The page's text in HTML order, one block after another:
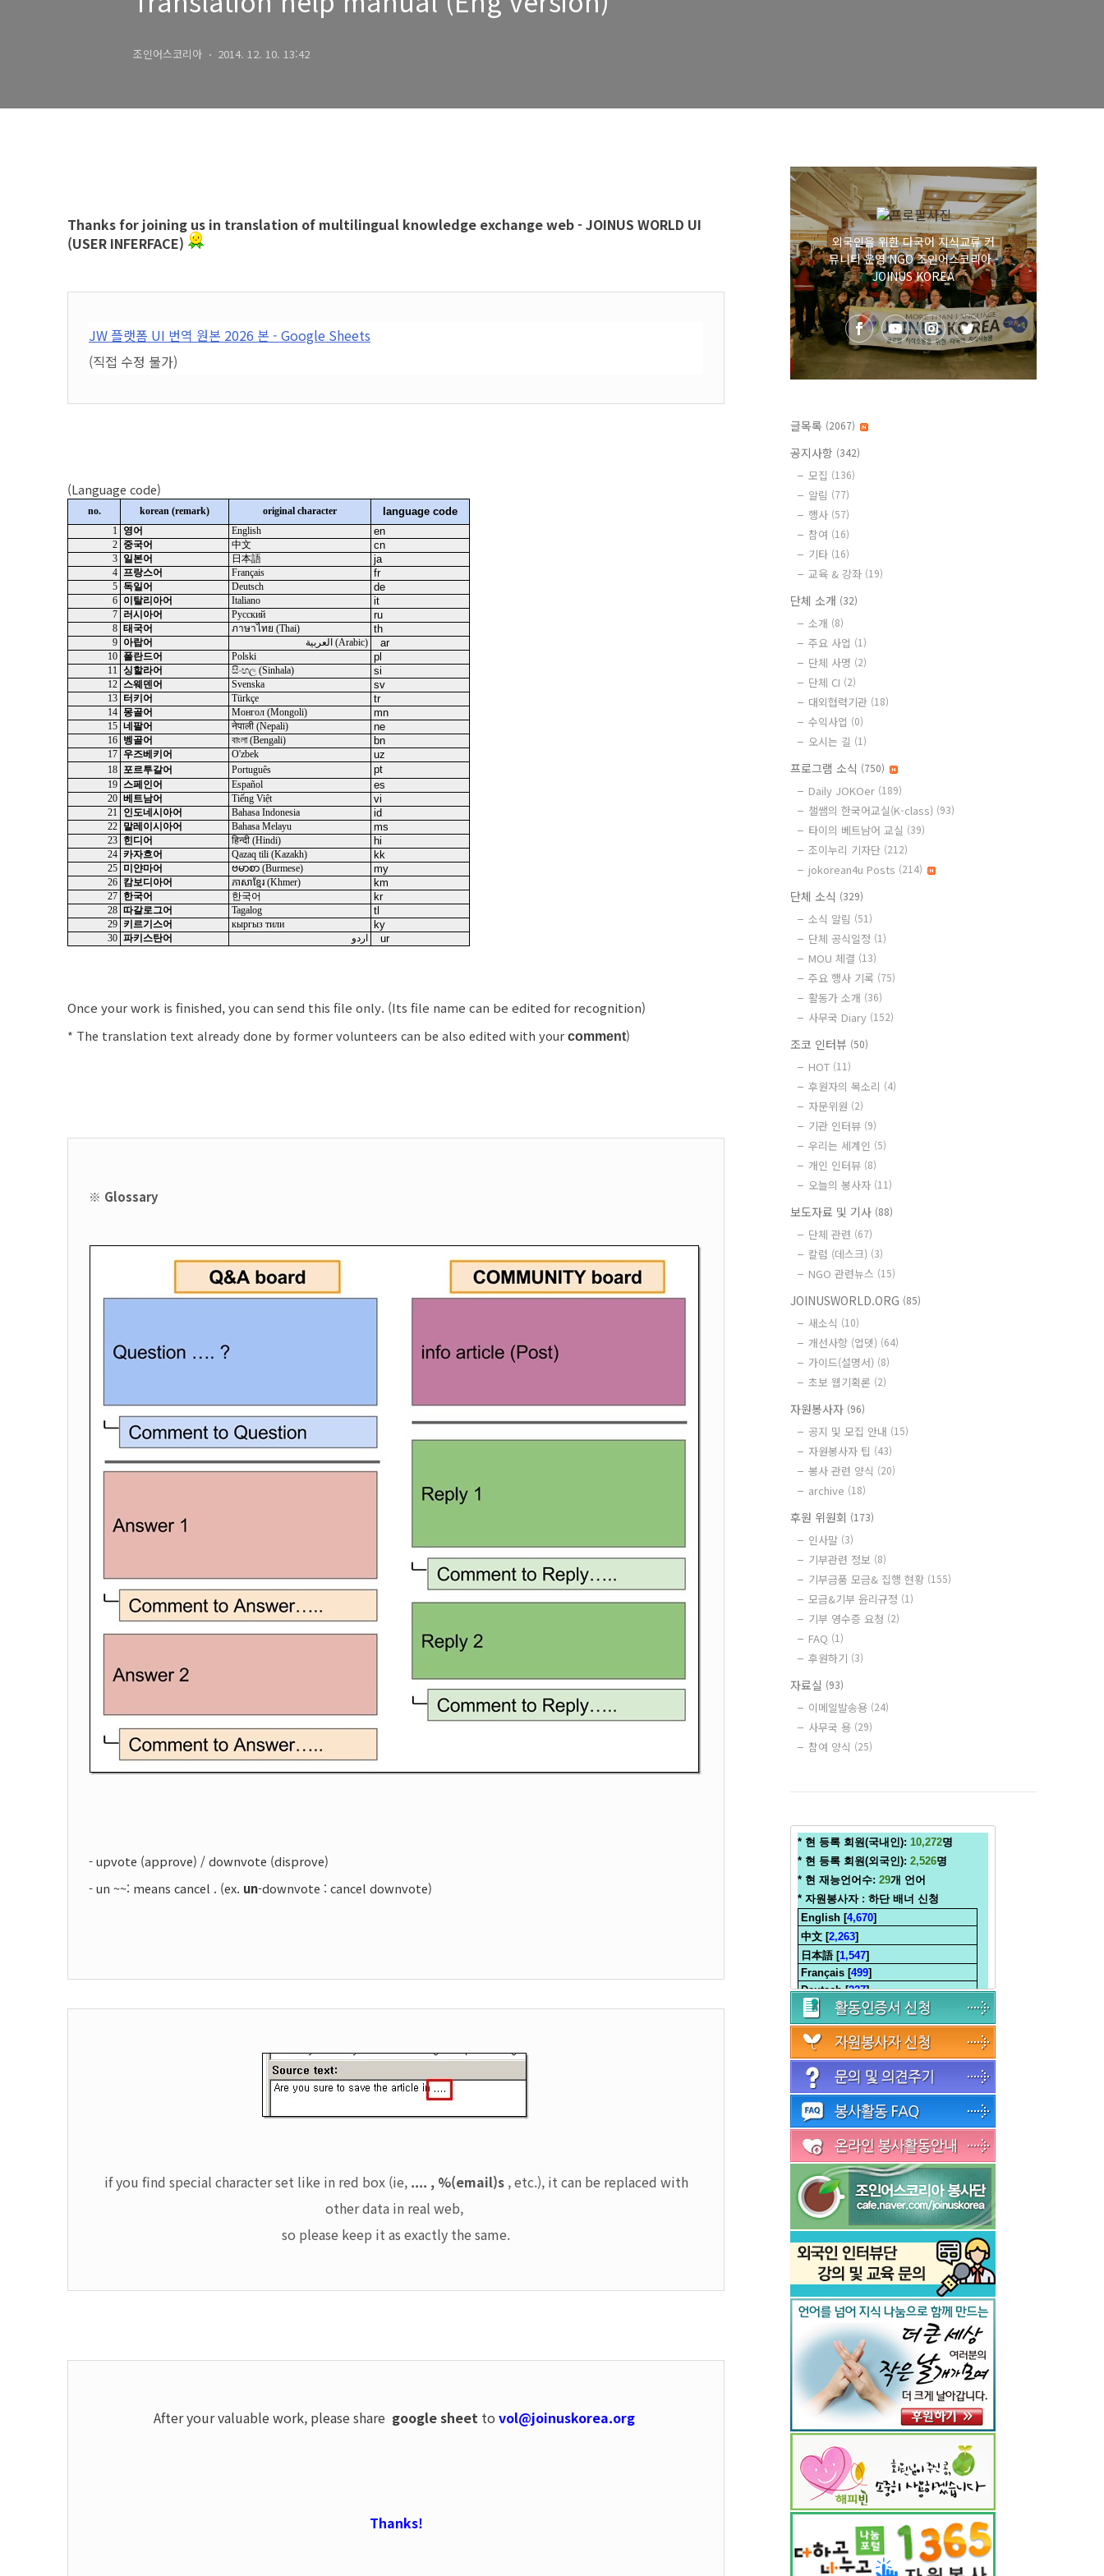
조인어스코리아 2014. 12. 10. 13:42
Thanks for joining us in translation of multilingual knowledge exchange web - JOINUS WORLD UI
(USER INFERFACE)
JW 플랫폼 UI 번역 원본 2026 본 - Google Sheets
(직접 수정 불가)
(Language code)
no. korean (remark) original character language code
1 영어 English en
2 중국어 中文 cn
3 일본어 日本語 ja
4 프랑스어 Français fr
5 독일어 Deutsch de
6 이탈리아어 Italiano it
7 러시아어 Русский ru
8 태국어 ภาษาไทย (Thai) th
9 아랍어 (Arabic)‏ العربية‏ ar
10 폴란드어 Polski pl
11 싱할라어 සිංහල (Sinhala) si
12 스웨덴어 Svenska sv
13 터키어 Türkçe tr
14 몽골어 Монгол (Mongoli) mn
15 네팔어 नेपाली (Nepali) ne
16 벵골어 বাংলা (Bengali) bn
17 우즈베키어 O'zbek uz
18 포르투갈어 Português pt
19 스페인어 Español es
20 베트남어 Tiếng Việt vi
21 인도네시아어 Bahasa Indonesia id
22 말레이시아어 Bahasa Melayu ms
23 힌디어 हिन्दी (Hindi) hi
24 카자흐어 Qazaq tili (Kazakh) kk
25 미얀마어 ဗမာစာ (Burmese) my
26 캄보디아어 ភាសាខ្មែរ (Khmer) km
27 한국어 한국어 kr
28 따갈로그어 Tagalog tl
29 키르기스어 кыргыз тили ky
30 파키스탄어 اردو ur
Once your work is finished, you can send this file only. (Its file name can be edited for recognition)
* The translation text already done by former volunteers can be also edited with your comment)
※ Glossary
- upvote (approve) / downvote (disprove)
- un ~~: means cancel . (ex. un-downvote : cancel downvote)
if you find special character set like in red box (ie, .... , %(email)s,etc.), it can be replaced with
other data in real web,
so please keep it as exactly the same.
After your valuable work, please share google sheet to vol@joinuskorea.org
Thanks!
외국인을 위한 다국어 지식교류 커
뮤니티 운영 NGO 조인어스코리아 -
JOINUS KOREA
글목록 (2067)
공지사항 (342)
모집 (136)
알림 (77)
행사 (57)
참여 (16)
기타 (16)
교육 & 강좌 (19)
단체 소개 (32)
소개 (8)
주요 사업 (1)
단체 사명 (2)
단체 CI (2)
대외협력기관 (18)
수익사업 (0)
오시는 길 (1)
프로그램 소식 (750)
Daily JOKOer (189)
챌쌤의 한국어교실(K-class) (93)
타이의 베트남어 교실 (39)
조이누리 기자단 (212)
jokorean4u Posts (214)
단체 소식 (329)
소식 알림 (51)
단체 공식일정 (1)
MOU 체결 (13)
주요 행사 기록 (75)
활동가 소개 (36)
사무국 Diary (152)
조코 인터뷰 (50)
HOT (11)
후원자의 목소리 (4)
자문위원 (2)
기관 인터뷰 (9)
우리는 세계인 (5)
개인 인터뷰 (8)
오늘의 봉사자 (11)
보도자료 및 기사 (88)
단체 관련 (67)
칼럼 (데스크) (3)
NGO 관련뉴스 (15)
JOINUSWORLD.ORG (85)
새소식 (10)
개선사항 (업뎃) (64)
가이드(설명서) (8)
초보 웹기획론 (2)
자원봉사자 (96)
공지 및 모집 안내 (15)
자원봉사자 팁 (43)
봉사 관련 양식 (20)
archive (18)
후원 위원회 (173)
인사말 (3)
기부관련 정보 (8)
기부금품 모금& 집행 현황 (155)
모금&기부 윤리규정 (1)
기부 영수증 요청 (2)
FAQ (1)
후원하기 (3)
자료실 (93)
이메일발송용 (24)
사무국 용 (29)
참여 양식 (25)